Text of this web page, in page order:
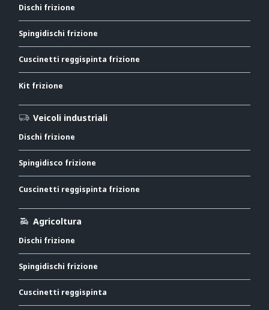
Dischi frizione
Spingidischi frizione
Cuscinetti reggispinta frizione
Kit frizione
Veicoli industriali
Dischi frizione
Spingidisco frizione
Cuscinetti reggispinta frizione
Agricoltura
Dischi frizione
Spingidischi frizione
Cuscinetti reggispinta